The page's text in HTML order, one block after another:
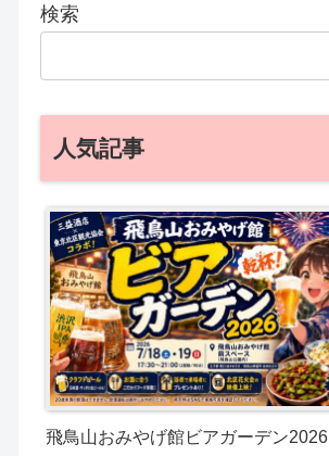
検索
人気記事
飛鳥山おみやげ館ビアガーデン2026